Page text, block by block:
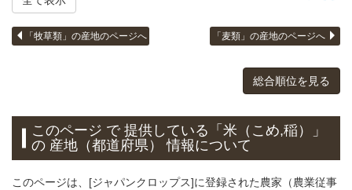
「牧草類」の産地のページへ 「麦類」の産地のページへ
総合順位を見る
このページ で 提供している「米（こめ,稲）」
の 産地（都道府県） 情報について
このページは、[ジャパンクロップス]に登録された農家（農業従事